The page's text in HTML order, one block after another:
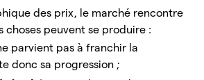
des prix, le marché rencontre
choses peuvent se produire :
parvient pas à franchir la
donc sa progression ;